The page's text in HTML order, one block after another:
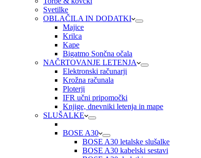
Svetilke
OBLAČILA IN DODATKI
Majice
Krilca
Kape
Bigatmo Sončna očala
NAČRTOVANJE LETENJA
Elektronski računarji
Krožna računala
Ploterji
IFR učni pripomočki
Knjige, dnevniki letenja in mape
SLUŠALKE
BOSE A30
BOSE A30 letalske slušalke
BOSE A30 kabelski sestavi